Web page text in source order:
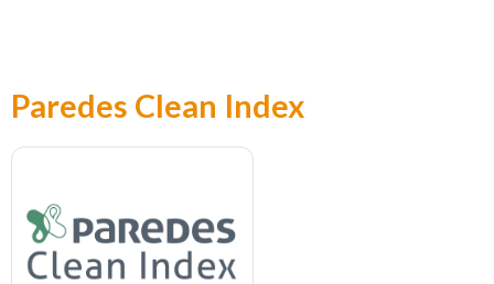
Paredes Clean Index